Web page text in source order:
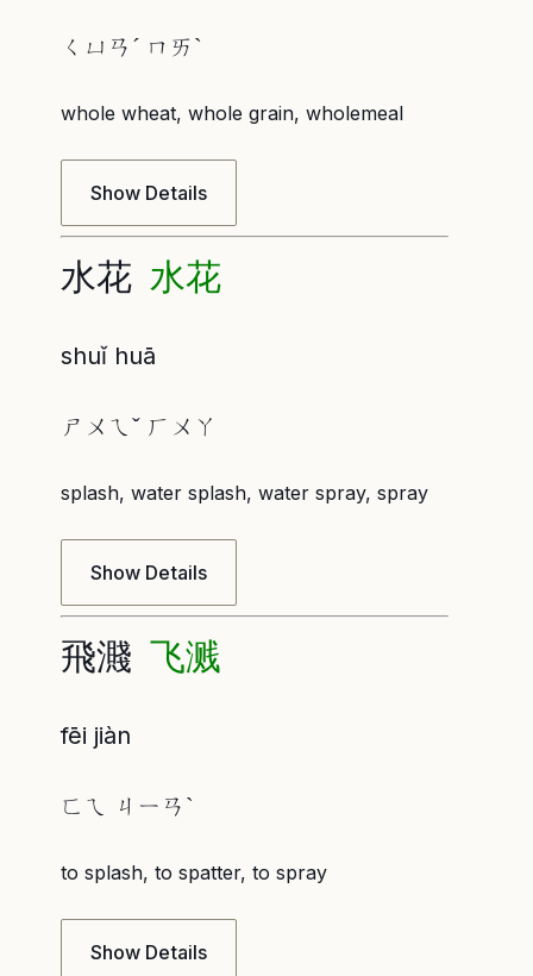
ㄑㄩㄢˊ ㄇㄞˋ
whole wheat, whole grain, wholemeal
Show Details
水花 水花
shuǐ huā
ㄕㄨㄟˇ ㄏㄨㄚ
splash, water splash, water spray, spray
Show Details
飛濺 飞溅
fēi jiàn
ㄈㄟ ㄐㄧㄢˋ
to splash, to spatter, to spray
Show Details